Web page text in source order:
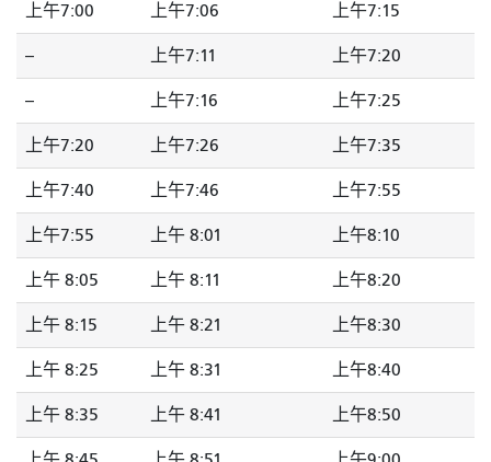
上午7:00 上午7:06 上午7:15
-- 上午7:11 上午7:20
-- 上午7:16 上午7:25
上午7:20 上午7:26 上午7:35
上午7:40 上午7:46 上午7:55
上午7:55 上午 8:01 上午8:10
上午 8:05 上午 8:11 上午8:20
上午 8:15 上午 8:21 上午8:30
上午 8:25 上午 8:31 上午8:40
上午 8:35 上午 8:41 上午8:50